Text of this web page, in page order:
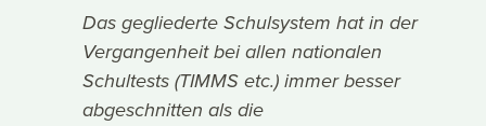
Das gegliederte Schulsystem hat in der
Vergangenheit bei allen nationalen
Schultests (TIMMS etc.) immer besser
abgeschnitten als die